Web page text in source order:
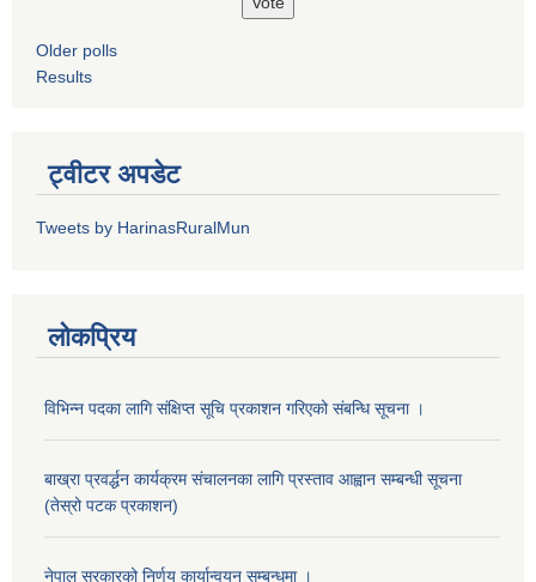
Older polls
Results
ट्वीटर अपडेट
Tweets by HarinasRuralMun
लोकप्रिय
विभिन्न पदका लागि संक्षिप्त सूचि प्रकाशन गरिएको संबन्धि सूचना ।
बाख्रा प्रवर्द्धन कार्यक्रम संचालनका लागि प्रस्ताव आह्वान सम्बन्धी सूचना
(तेस्रो पटक प्रकाशन)
नेपाल सरकारको निर्णय कार्यान्वयन सम्बन्धमा ।